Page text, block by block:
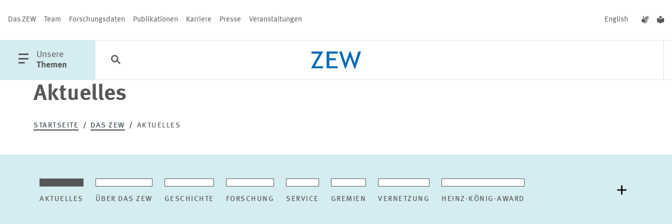
Das ZEW Team Forschungsdaten Publikationen Karriere Presse Veranstaltungen English
öffne
Hauptmenü
Unsere
Themen
Kategorien
Schließen
Aktuelles
STARTSEITE DAS ZEW AKTUELLES
AKTUELLES ÜBER DAS ZEW GESCHICHTE FORSCHUNG SERVICE GREMIEN VERNETZUNG HEINZ-KÖNIG-AWARD